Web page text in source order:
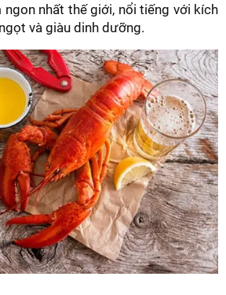
nhất thế giới, nổi tiếng với kích
và giàu dinh dưỡng.